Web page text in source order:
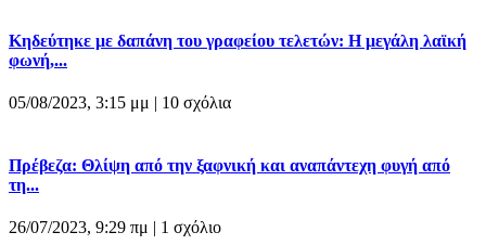
Κηδεύτηκε με δαπάνη του γραφείου τελετών: Η μεγάλη λαϊκή
φωνή,...
05/08/2023, 3:15 μμ | 10 σχόλια
Πρέβεζα: Θλίψη από την ξαφνική και αναπάντεχη φυγή από
τη...
26/07/2023, 9:29 πμ | 1 σχόλιο